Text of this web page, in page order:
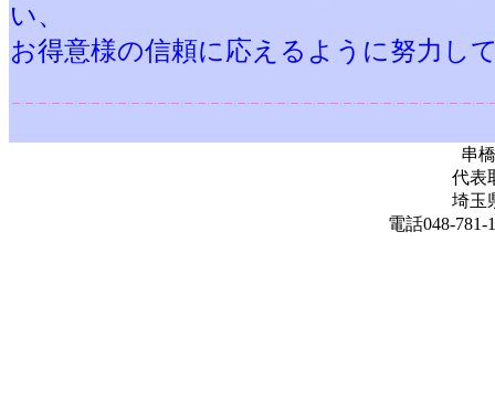
い、
お得意様の信頼に応えるように努力し
串
代
埼玉
電話048-